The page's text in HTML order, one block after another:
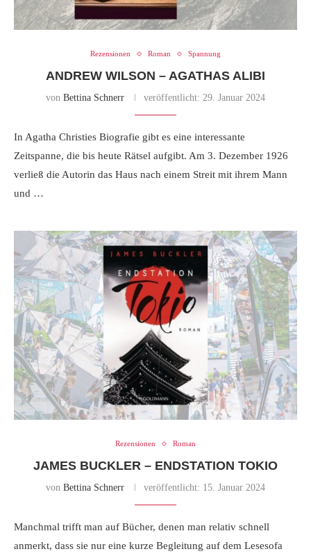
Rezensionen Roman Spannung
ANDREW WILSON – AGATHAS ALIBI
von Bettina Schnerr veröffentlicht: 29. Januar 2024
In Agatha Christies Biografie gibt es eine interessante
Zeitspanne, die bis heute Rätsel aufgibt. Am 3. Dezember 1926
verließ die Autorin das Haus nach einem Streit mit ihrem Mann
und …
Rezensionen Roman
JAMES BUCKLER – ENDSTATION TOKIO
von Bettina Schnerr veröffentlicht: 15. Januar 2024
Manchmal trifft man auf Bücher, denen man relativ schnell
anmerkt, dass sie nur eine kurze Begleitung auf dem Lesesofa